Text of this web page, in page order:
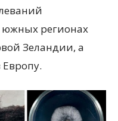
южных регионах
Зеландии, а